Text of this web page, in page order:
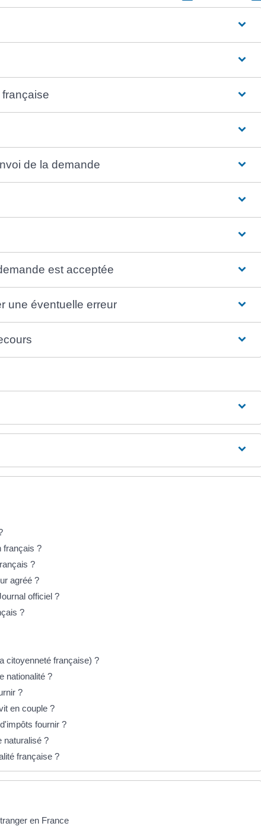
de la demande
est acceptée
une éventuelle erreur
français ?
?
agréé ?
officiel ?
?
citoyenneté française) ?
nationalité ?
?
en couple ?
fournir ?
naturalisé ?
française ?
en France